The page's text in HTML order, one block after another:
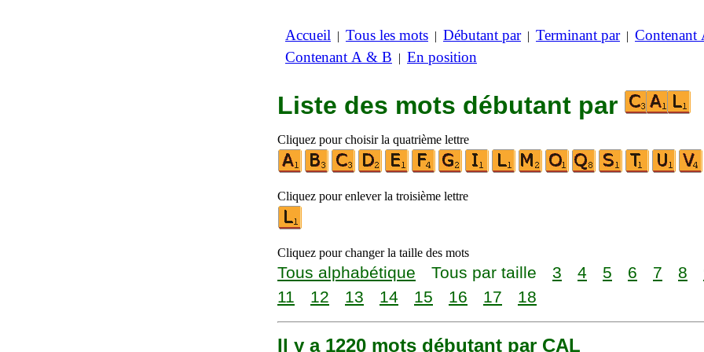
Accueil | Tous les mots | Débutant par| Terminant par| Contenant
Contenant A & B | En position
Liste des mots débutant par
Cliquez pour choisir la quatrième lettre
Cliquez pour enlever la troisième lettre
Cliquez pour changer la taille des mots
Tous alphabétique Tous par taille 3 4 5 6 7 8
11
12 13 14 15 16 17 18
Il y a 1220 mots débutant par CAL